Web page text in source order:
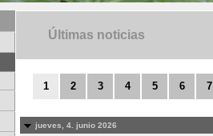
Últimas noticias
1 2 3 4 5 6 7
jueves, 4. junio 2026